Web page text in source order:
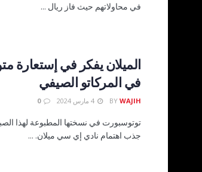
في محاولاتهم حيث فاز ريال ...
الميلان يفكر في
في المركاتو الصيفي
BY WAJIH
0
توتوسبورت في نسختها المطبوعة لهذا
جذب اهتمام نادي إي سي ميلان. ...